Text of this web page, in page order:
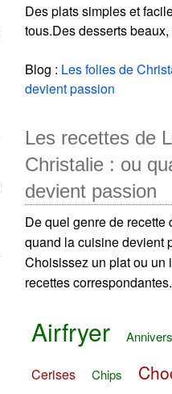
Des plats simples et
tous.Des desserts
Blog : Les folies de
devient passion
Les recettes de
Christalie : ou
devient passion
De quel genre de
quand la cuisine devient
Choisissez un plat ou un
recettes correspondantes.
Airfryer
Cerises Chips